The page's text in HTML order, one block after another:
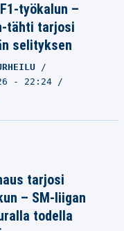
työkalun –
tähti tarjosi
selityksen
- 22:24
tarjosi
– SM-liigan
todella